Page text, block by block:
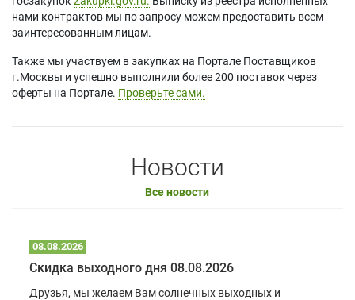
нами контрактов мы по запросу можем предоставить всем
заинтересованным лицам.
Также мы участвуем в закупках на Портале Поставщиков
г.Москвы и успешно выполнили более 200 поставок через
оферты на Портале. Проверьте сами.
Новости
Все новости
08.08.2026
Скидка выходного дня 08.08.2026
Друзья, мы желаем Вам солнечных выходных и